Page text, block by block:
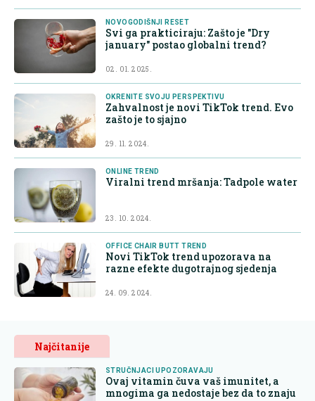
NOVOGODIŠNJI RESET
Svi ga prakticiraju: Zašto je "Dry
january" postao globalni trend?
02. 01. 2025.
OKRENITE SVOJU PERSPEKTIVU
Zahvalnost je novi TikTok trend. Evo
zašto je to sjajno
29. 11. 2024.
ONLINE TREND
Viralni trend mršanja: Tadpole water
23. 10. 2024.
OFFICE CHAIR BUTT TREND
Novi TikTok trend upozorava na
razne efekte dugotrajnog sjedenja
24. 09. 2024.
Najčitanije
STRUČNJACI UPOZORAVAJU
Ovaj vitamin čuva vaš imunitet, a
mnogima ga nedostaje bez da to znaju